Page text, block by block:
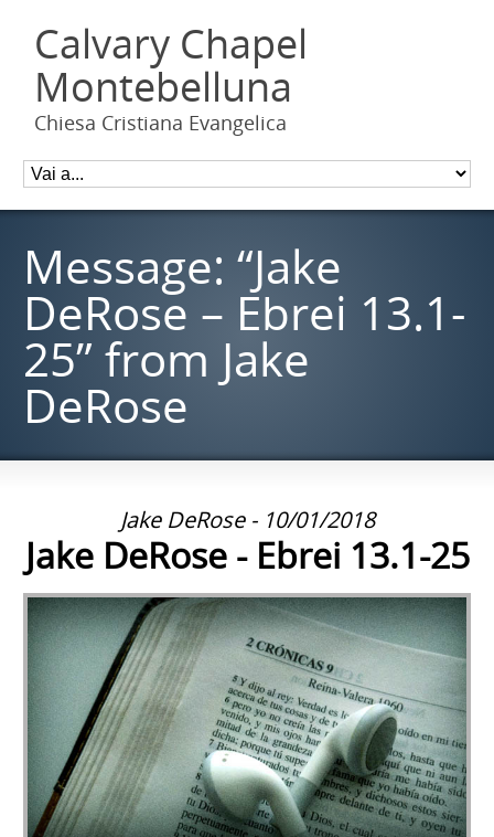
Calvary Chapel
Montebelluna
Chiesa Cristiana Evangelica
Message: “Jake
DeRose – Ebrei 13.1-
25” from Jake
DeRose
Jake DeRose - 10/01/2018
Jake DeRose - Ebrei 13.1-25